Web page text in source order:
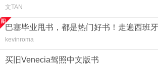
文TAN
巴塞毕业甩书，都是热门好书！走遍西班
kevinroma
买旧Venecia驾照中文版书